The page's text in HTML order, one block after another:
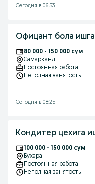
Сегодня в 06:53
Офицант бола
80 000 - 150 000 сум
Самарканд
Постоянная работа
Неполная занятость
Сегодня в 08:25
Кондитер цехига
100 000 - 150 000 сум
Бухара
Постоянная работа
Неполная занятость